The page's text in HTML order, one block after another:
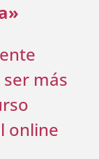
más
online